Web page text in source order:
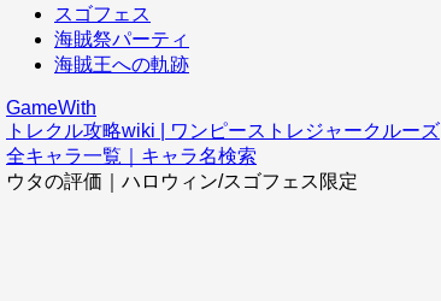
スゴフェス
海賊祭パーティ
海賊王への軌跡
GameWith
トレクル攻略wiki | ワンピーストレジャークルーズ
全キャラ一覧｜キャラ名検索
ウタの評価｜ハロウィン/スゴフェス限定